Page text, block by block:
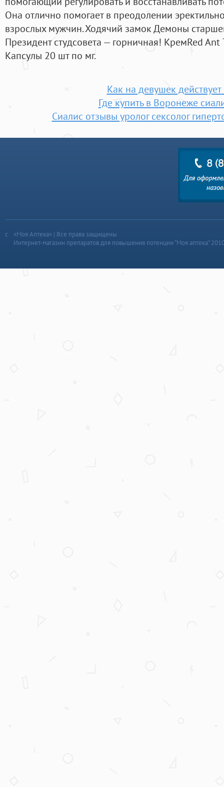
Она отлично помогает в преодолении
взрослых мужчин. Ходячий замок Демоны
Президент студсовета — горничная! КремRed
Капсулы 20 шт по мг.
Как на девушек действует
Где купить в Воронеже
Сиалис отзывы уролог сексолог
«Моя Аптека» | Все права защищены
Интернет-магазин препаратов для повышения потенции “Моя аптека”